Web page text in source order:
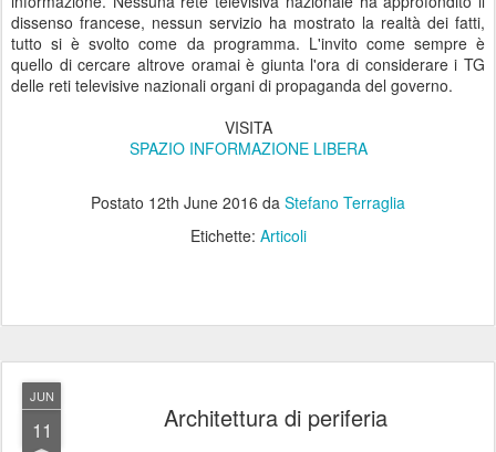
dissenso francese, nessun servizio ha mostrato la realtà dei fatti,
tutto si è svolto come da programma. L'invito come sempre è
quello di cercare altrove oramai è giunta l'ora di considerare i TG
delle reti televisive nazionali organi di propaganda del governo.
VISITA
SPAZIO INFORMAZIONE LIBERA
Postato 12th June 2016 da Stefano Terraglia
Etichette: Articoli
JUN
11 Architettura di periferia